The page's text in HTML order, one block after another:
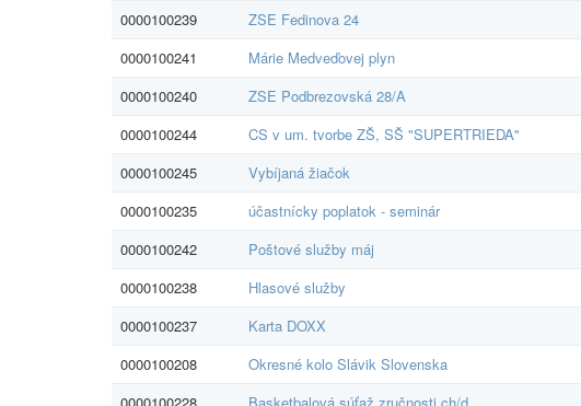
0000100239
ZSE Fedinova 24
0000100241
Márie Medveďovej plyn
0000100240
ZSE Podbrezovská 28/A
0000100244
CS v um. tvorbe ZŠ, SŠ "SUPERTRIEDA"
0000100245
Vybíjaná žiačok
0000100235
účastnícky poplatok - seminár
0000100242
Poštové služby máj
0000100238
Hlasové služby
0000100237
Karta DOXX
0000100208
Okresné kolo Slávik Slovenska
0000100228
Basketbalová súťaž zručnosti ch/d